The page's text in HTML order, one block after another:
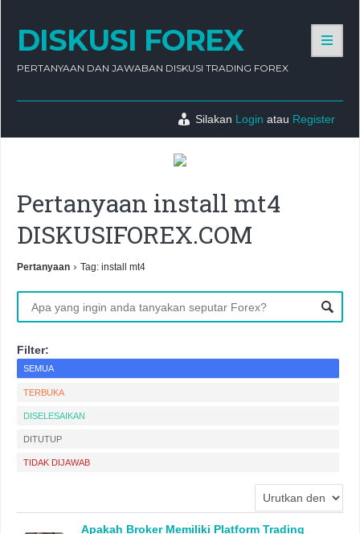
DISKUSI FOREX
PERTANYAAN DAN JAWABAN DISKUSI TRADING FOREX
Silakan Login atau Register
Pertanyaan install mt4
DISKUSIFOREX.COM
Pertanyaan › Tag: install mt4
Filter:
SEMUA
TERBUKA
DISELESAIKAN
DITUTUP
TIDAK DIJAWAB
Apakah Broker Memiliki Platform Trading